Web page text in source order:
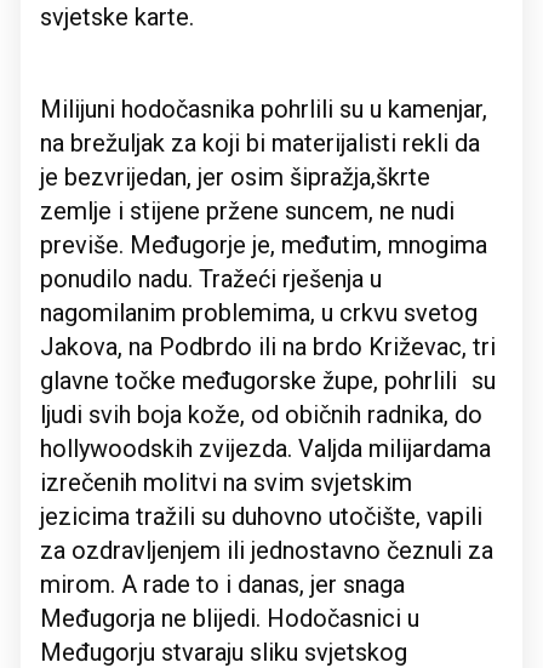
svjetske karte.
Milijuni hodočasnika pohrlili su u kamenjar,
na brežuljak za koji bi materijalisti rekli da
je bezvrijedan, jer osim šipražja,škrte
zemlje i stijene pržene suncem, ne nudi
previše. Međugorje je, međutim, mnogima
ponudilo nadu. Tražeći rješenja u
nagomilanim problemima, u crkvu svetog
Jakova, na Podbrdo ili na brdo Križevac, tri
glavne točke međugorske župe, pohrlili su
ljudi svih boja kože, od običnih radnika, do
hollywoodskih zvijezda. Valjda milijardama
izrečenih molitvi na svim svjetskim
jezicima tražili su duhovno utočište, vapili
za ozdravljenjem ili jednostavno čeznuli za
mirom. A rade to i danas, jer snaga
Međugorja ne blijedi. Hodočasnici u
Međugorju stvaraju sliku svjetskog